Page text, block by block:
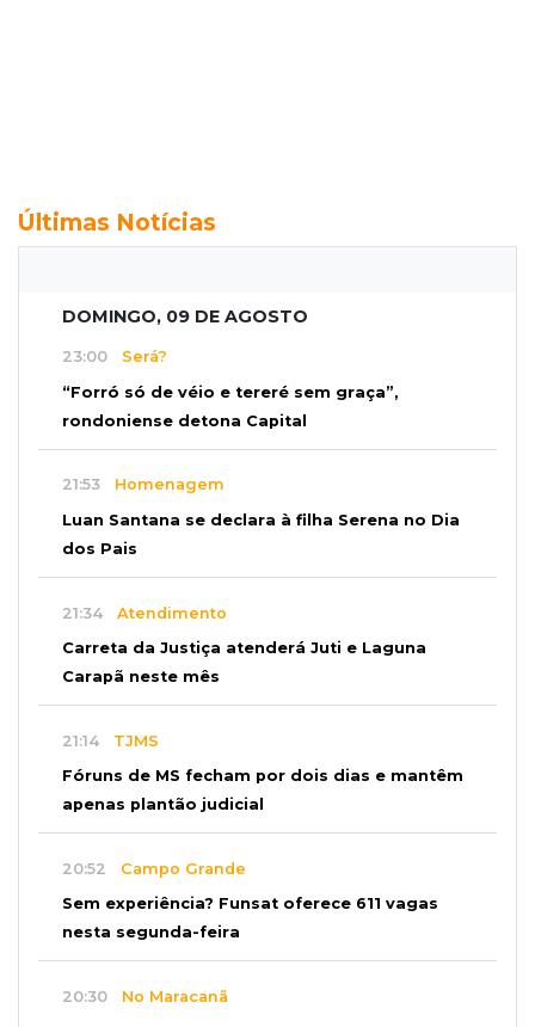
Últimas Notícias
DOMINGO, 09 DE AGOSTO
23:00 Será?
“Forró só de véio e tereré sem graça”,
rondoniense detona Capital
21:53 Homenagem
Luan Santana se declara à filha Serena no Dia
dos Pais
21:34 Atendimento
Carreta da Justiça atenderá Juti e Laguna
Carapã neste mês
21:14 TJMS
Fóruns de MS fecham por dois dias e mantêm
apenas plantão judicial
20:52 Campo Grande
Sem experiência? Funsat oferece 611 vagas
nesta segunda-feira
20:30 No Maracanã